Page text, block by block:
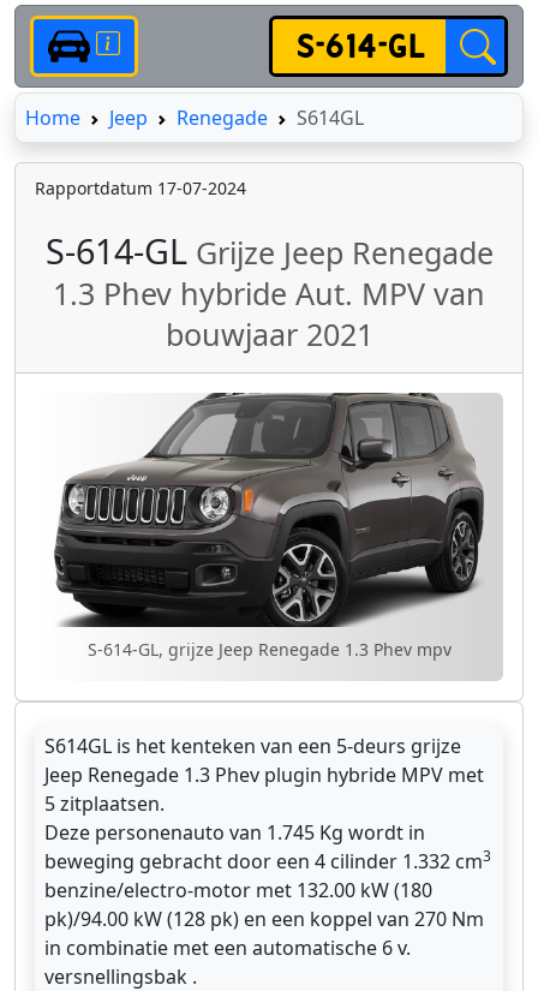
HomeHome
Jeep Renegade S614GL
Rapportdatum 17-07-2024
S-614-GL Grijze Jeep Renegade
1.3 Phev hybride Aut. MPV van
bouwjaar 2021
S-614-GL, grijze Jeep Renegade 1.3 Phev mpv
S614GL is het kenteken van een 5-deurs grijze
Jeep Renegade 1.3 Phev plugin hybride MPV met
5 zitplaatsen.
Deze personenauto van 1.745 Kg wordt in
beweging gebracht door een 4 cilinder 1.332 cm3
benzine/electro-motor met 132.00 kW (180
pk)/94.00 kW (128 pk) en een koppel van 270 Nm
in combinatie met een automatische 6 v.
versnellingsbak .